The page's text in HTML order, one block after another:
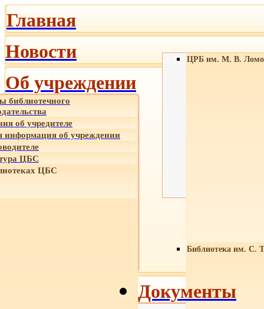
Главная
Новости
Об учреждении
библиотечного
об учредителе
об учреждении
ЦБС
ЦБС
ЦРБ им. М. В.
Библиотека им. С.
Документы